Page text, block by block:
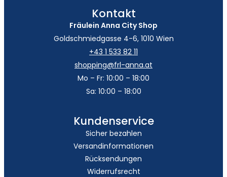
Kontakt
Fräulein Anna City Shop
Goldschmiedgasse 4-6, 1010 Wien
+43 1 533 82 11
shopping@frl-anna.at
Mo – Fr: 10:00 – 18:00
Sa: 10:00 – 18:00
Kundenservice
Sicher bezahlen
Versandinformationen
Rücksendungen
Widerrufsrecht